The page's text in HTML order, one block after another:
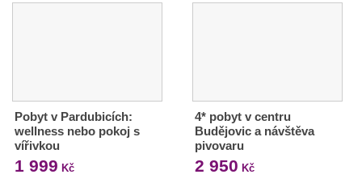
Pobyt v Pardubicích:
wellness nebo pokoj s
vířivkou
1 999 Kč
4* pobyt v centru
Budějovic a návštěva
pivovaru
2 950 Kč